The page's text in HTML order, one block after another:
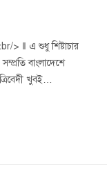
> ‖ এ শুধু শিষ্টাচার
বাংলাদেশে
খুবই…